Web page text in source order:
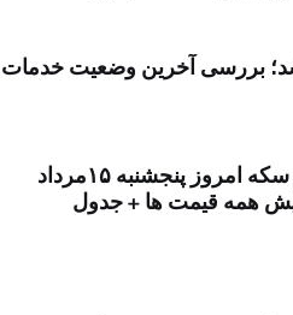
بررسی آخرین وضعیت خدمات
قیمت طلا و سکه امروز پنجشنبه ۱۵مرداد